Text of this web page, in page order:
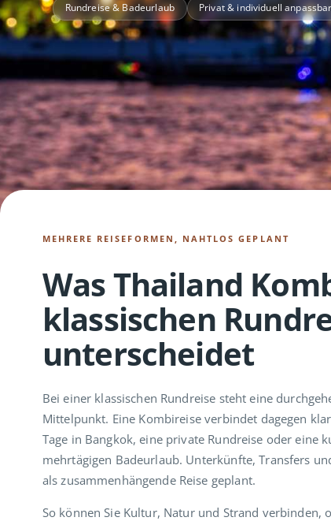
Rundreise & Badeurlaub Privat & individuell anpassbar
MEHRERE REISEFORMEN, NAHTLOS GEPLANT
Was Thailand
klassischen
unterscheidet
Bei einer klassischen Rundreise steht eine
Mittelpunkt. Eine Kombireise verbindet dagegen
Tage in Bangkok, eine private Rundreise oder eine
mehrtägigen Badeurlaub. Unterkünfte, Transfers
als zusammenhängende Reise geplant.
So können Sie Kultur, Natur und Strand verbinden,